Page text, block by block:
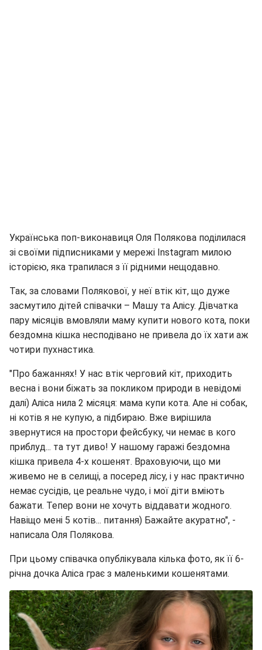
Українська поп-виконавиця Оля Полякова поділилася
зі своїми підписниками у мережі Іnstagram милою
історією, яка трапилася з її рідними нещодавно.
Так, за словами Полякової, у неї втік кіт, що дуже
засмутило дітей співачки – Машу та Алісу. Дівчатка
пару місяців вмовляли маму купити нового кота, поки
бездомна кішка несподівано не привела до їх хати аж
чотири пухнастика.
"Про бажаннях! У нас втік черговий кіт, приходить
весна і вони біжать за покликом природи в невідомі
далі) Аліса нила 2 місяця: мама купи кота. Але ні собак,
ні котів я не купую, а підбираю. Вже вирішила
звернутися на простори фейсбуку, чи немає в кого
приблуд... та тут диво! У нашому гаражі бездомна
кішка привела 4-х кошенят. Враховуючи, що ми
живемо не в селищі, а посеред лісу, і у нас практично
немає сусідів, це реальне чудо, і мої діти вміють
бажати. Тепер вони не хочуть віддавати жодного.
Навіщо мені 5 котів... питання) Бажайте акуратно", -
написала Оля Полякова.
При цьому співачка опублікувала кілька фото, як її 6-
річна дочка Аліса грає з маленькими кошенятами.